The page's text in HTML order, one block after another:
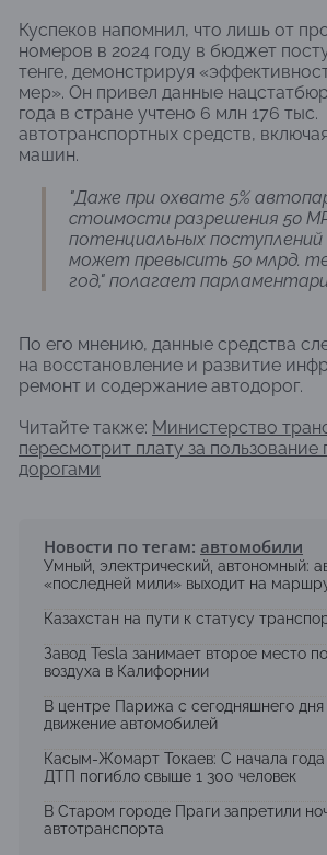
Куспеков напомнил, что лишь от
номеров в 2024 году в бюджет
тенге, демонстрируя
мер». Он привел данные
года в стране учтено 6 млн 176 тыс.
автотранспортных средств,
машин.
"Даже при охвате 5%
стоимости разрешения 50
потенциальных
может превысить 50 млрд.
год," полагает
По его мнению, данные средства
на восстановление и развитие
ремонт и содержание автодорог.
Читайте также: Министерство
пересмотрит плату за пользование
дорогами
Новости по тегам: автомобили
Умный, электрический, автономный:
«последней мили» выходит на
Казахстан на пути к статусу
Завод Tesla занимает второе место
воздуха в Калифорнии
В центре Парижа с сегодняшнего дня
движение автомобилей
Касым-Жомарт Токаев: С начала года
ДТП погибло свыше 1 300 человек
В Старом городе Праги запретили
автотранспорта